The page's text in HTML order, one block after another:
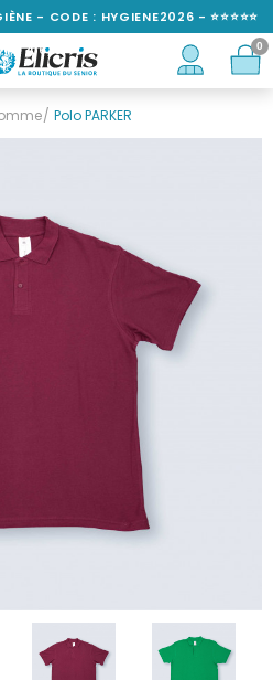
Polo PARKER
- CODE : HYGIENE2026 - ⭐⭐⭐⭐⭐
4,6/5
0